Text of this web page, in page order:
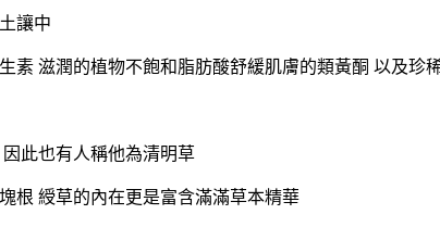
讓中
素 滋潤的植物不飽和脂肪酸舒緩肌膚的類黃酮 以及珍
此也有人稱他為清明草
根 綬草的內在更是富含滿滿草本精華